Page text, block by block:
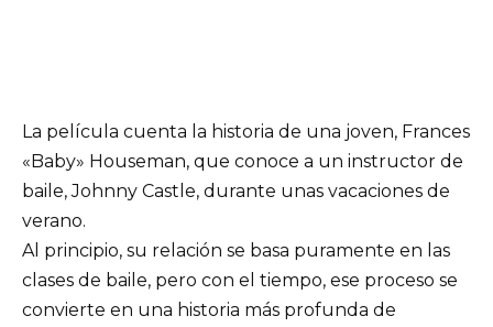
La película cuenta la historia de una joven, Frances
«Baby» Houseman, que conoce a un instructor de
baile, Johnny Castle, durante unas vacaciones de
verano.
Al principio, su relación se basa puramente en las
clases de baile, pero con el tiempo, ese proceso se
convierte en una historia más profunda de